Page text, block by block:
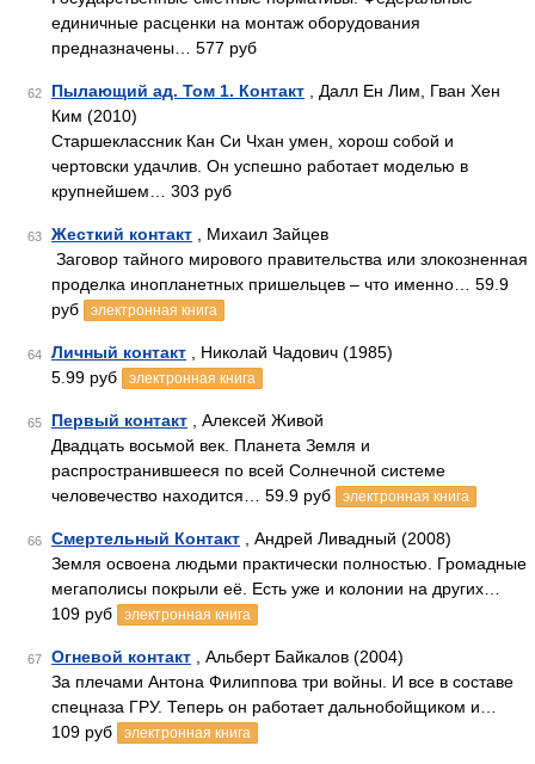
единичные расценки на монтаж оборудования
предназначены… 577 руб
62 Пылающий ад. Том 1. Контакт , Далл Ен Лим, Гван Хен
Ким (2010)
Старшеклассник Кан Си Чхан умен, хорош собой и
чертовски удачлив. Он успешно работает моделью в
крупнейшем… 303 руб
63 Жесткий контакт , Михаил Зайцев
Заговор тайного мирового правительства или злокозненная
проделка инопланетных пришельцев – что именно… 59.9
руб
электронная книга
64 Личный контакт , Николай Чадович (1985)
5.99 руб
электронная книга
65 Первый контакт , Алексей Живой
Двадцать восьмой век. Планета Земля и
распространившееся по всей Солнечной системе
человечество находится… 59.9 руб
электронная книга
66 Смертельный Контакт , Андрей Ливадный (2008)
Земля освоена людьми практически полностью. Громадные
мегаполисы покрыли её. Есть уже и колонии на других…
109 руб
электронная книга
67 Огневой контакт , Альберт Байкалов (2004)
За плечами Антона Филиппова три войны. И все в составе
спецназа ГРУ. Теперь он работает дальнобойщиком и…
109 руб
электронная книга